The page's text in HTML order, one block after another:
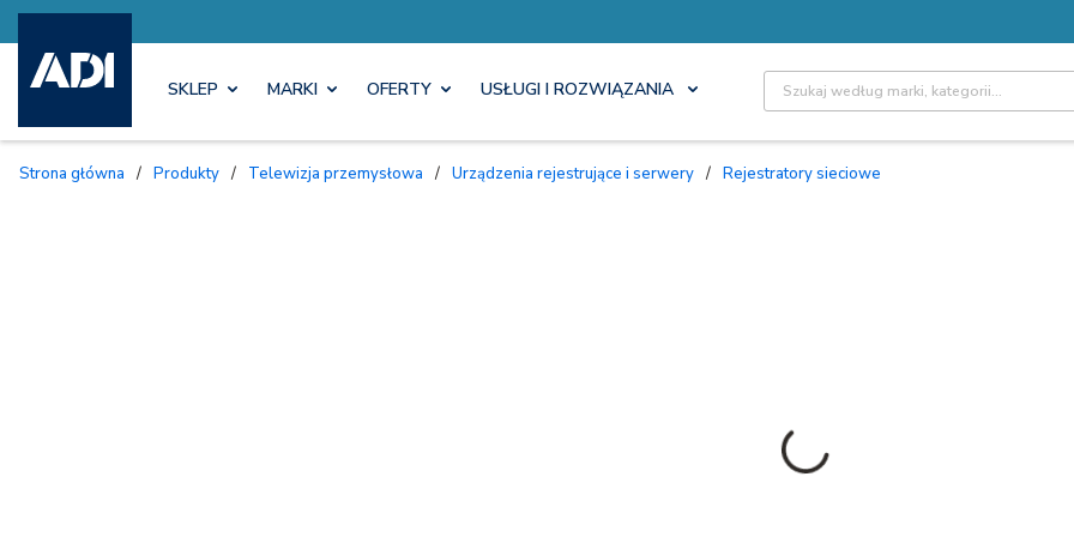
SKLEP MARKI OFERTY USŁUGI I ROZWIĄZANIA Site Search
Strona główna / Produkty / Telewizja przemysłowa / Urządzenia rejestrujące i serwery / Rejestratory sieciowe